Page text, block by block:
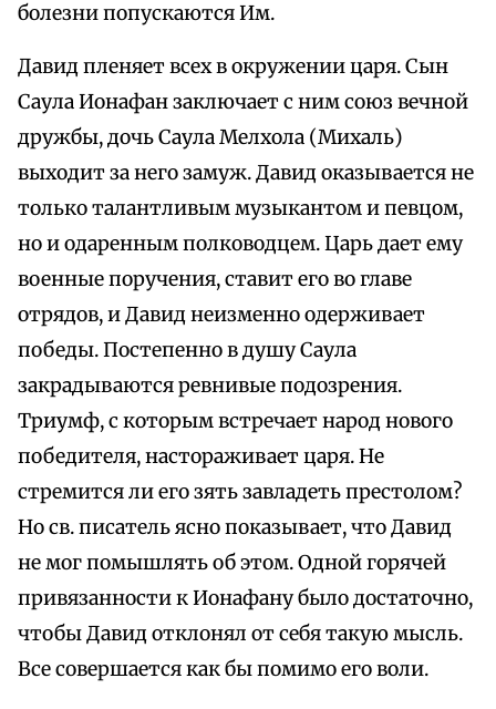
болезни попускаются Им.
Давид пленяет всех в окружении царя. Сын
Саула Ионафан заключает с ним союз вечной
дружбы, дочь Саула Мелхола (Михаль)
выходит за него замуж. Давид оказывается не
только талантливым музыкантом и певцом,
но и одаренным полководцем. Царь дает ему
военные поручения, ставит его во главе
отрядов, и Давид неизменно одерживает
победы. Постепенно в душу Саула
закрадываются ревнивые подозрения.
Триумф, с которым встречает народ нового
победителя, настораживает царя. Не
стремится ли его зять завладеть престолом?
Но св. писатель ясно показывает, что Давид
не мог помышлять об этом. Одной горячей
привязанности к Ионафану было достаточно,
чтобы Давид отклонял от себя такую мысль.
Все совершается как бы помимо его воли.